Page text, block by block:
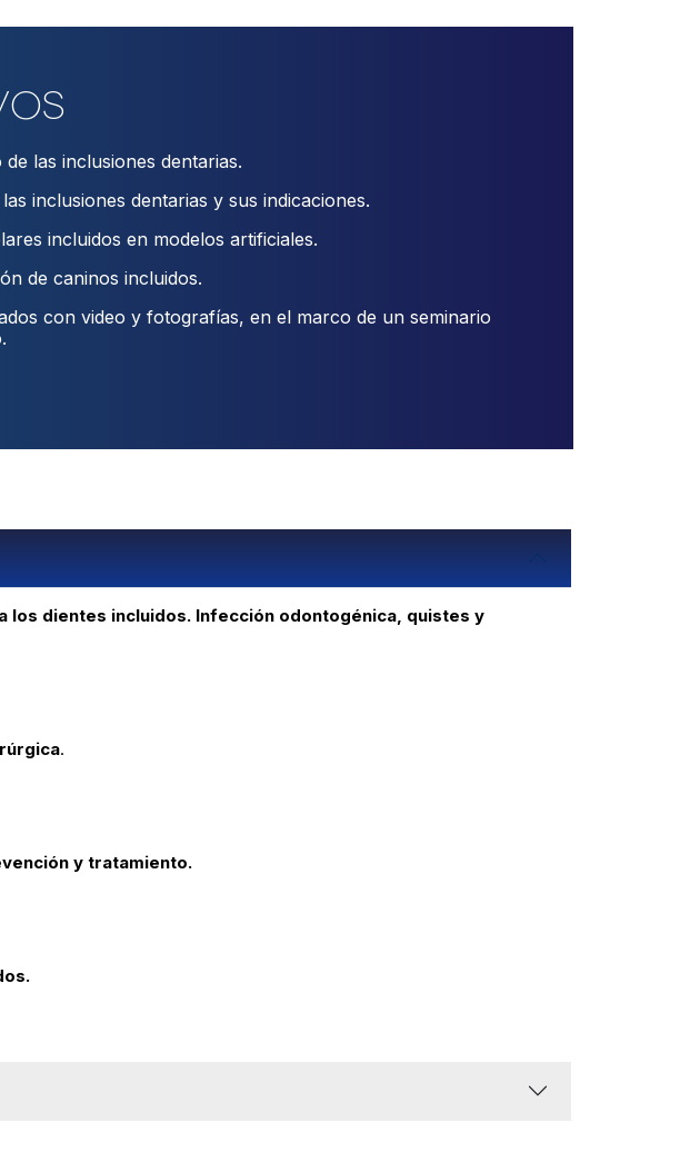
las inclusiones dentarias.
inclusiones dentarias y sus indicaciones.
incluidos en modelos artificiales.
de caninos incluidos.
con video y fotografías, en el marco de un seminario
los dientes incluidos. Infección odontogénica, quistes y
.
y tratamiento.